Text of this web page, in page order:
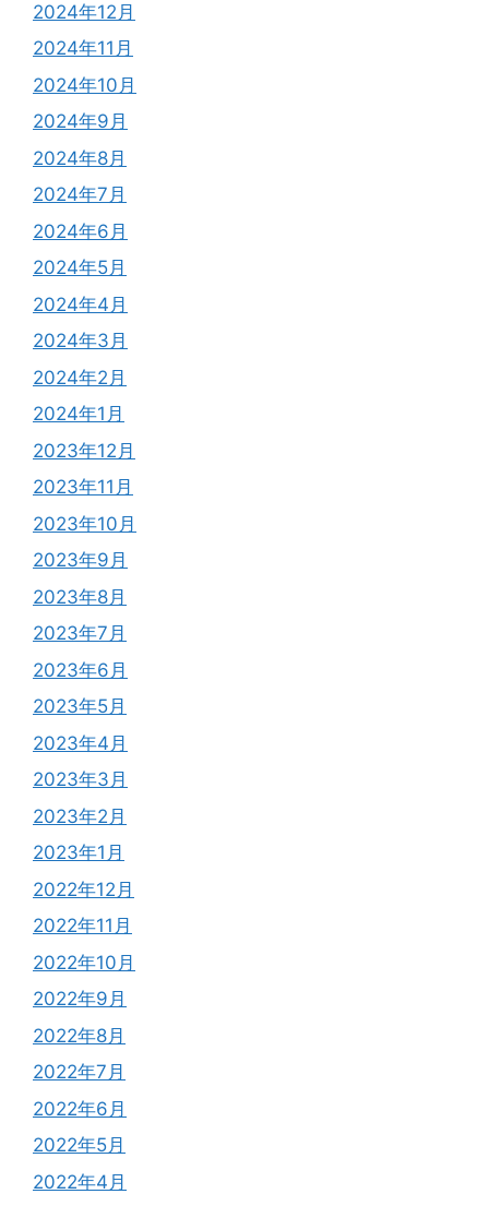
2024年12月
2024年11月
2024年10月
2024年9月
2024年8月
2024年7月
2024年6月
2024年5月
2024年4月
2024年3月
2024年2月
2024年1月
2023年12月
2023年11月
2023年10月
2023年9月
2023年8月
2023年7月
2023年6月
2023年5月
2023年4月
2023年3月
2023年2月
2023年1月
2022年12月
2022年11月
2022年10月
2022年9月
2022年8月
2022年7月
2022年6月
2022年5月
2022年4月